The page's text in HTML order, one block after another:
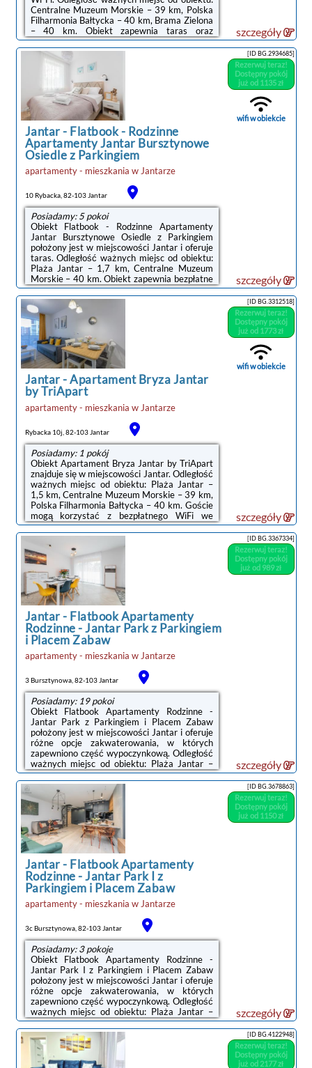
Centralne Muzeum Morskie – 39 km, Polska
Filharmonia Bałtycka – 40 km, Brama Zielona
– 40 km. Obiekt zapewnia taras oraz
bezpłatny prywatny parking. W okolicy w
odległości 1,6 km znajduje się Plaża Jantar.W
apartamencie z 2 sypialniami zapewniono
salon z telewizorem z płaskim ekranem,
kuchnię z pełnym wyposażeniem, w tym
lodówką i zmywarką, a także łazienkę (1) z
prysznicem. W apartamencie zapewniono
ręczniki i pościel.Obiekt TriApart ...
szczegóły
Jantar- Flatbook - Rodzinne
Apartamenty Jantar Bursztynowe
Osiedle z Parkingiem
apartamenty - mieszkania w Jantarze
10 Rybacka, 82-103 Jantar
Posiadamy: 5 pokoi
Obiekt Flatbook - Rodzinne Apartamenty
Jantar Bursztynowe Osiedle z Parkingiem
położony jest w miejscowości Jantar i oferuje
taras. Odległość ważnych miejsc od obiektu:
Plaża Jantar – 1,7 km, Centralne Muzeum
Morskie – 40 km. Obiekt zapewnia bezpłatne
Wi-Fi we wszystkich pomieszczeniach. Na
terenie obiektu dostępny jest też prywatny
parking.Każda opcja zakwaterowania ma
balkon i wyposażona jest w telewizor z
płaskim ekranem. We wszystkich opcjach
znajduje się aneks kuchenny z pełnym
wyposażeniem, w tym lodówką, jak również
część wypoczynkowa z rozkładaną sofą oraz
[ID BG.2934685]
Rezerwuj teraz!
Dostępny pokój
już od 1135 zł
wifi w obiekcie
szczegóły
Jantar-Apartament Bryza Jantar
by TriApart
apartamenty - mieszkania w Jantarze
Rybacka 10j, 82-103 Jantar
Posiadamy: 1 pokój
Obiekt Apartament Bryza Jantar by TriApart
znajduje się w miejscowości Jantar. Odległość
ważnych miejsc od obiektu: Plaża Jantar –
1,5 km, Centralne Muzeum Morskie – 39 km,
Polska Filharmonia Bałtycka – 40 km. Goście
mogą korzystać z bezpłatnego WiFi we
wszystkich pomieszczeniach. Na terenie
obiektu dostępny jest też prywatny
parking.W apartamencie do dyspozycji gości
przygotowano balkon, sypialnię (1), salon oraz
kuchnię z doskonałym wyposażeniem. Goście
mają do dyspozycji telewizor z płaskim
ekranem.Odległość ważnych miejsc od
obiektu: Brama Zielona – 40 km, ...
[ID BG.3312518]
Rezerwuj teraz!
Dostępny pokój
już od 1773 zł
wifi w obiekcie
szczegóły
Jantar- Flatbook Apartamenty
Rodzinne - Jantar Park z Parkingiem
i Placem Zabaw
apartamenty - mieszkania w Jantarze
3 Bursztynowa, 82-103 Jantar
Posiadamy: 19 pokoi
Obiekt Flatbook Apartamenty Rodzinne -
Jantar Park z Parkingiem i Placem Zabaw
położony jest w miejscowości Jantar i oferuje
różne opcje zakwaterowania, w których
zapewniono część wypoczynkową. Odległość
ważnych miejsc od obiektu: Plaża Jantar –
1,5 km, Centralne Muzeum Morskie – 38 km.
Na terenie obiektu znajduje się prywatny
parking.W każdej opcji zakwaterowania
znajduje się aneks kuchenny z pełnym
wyposażeniem i stołem, a także prywatna
łazienka z prysznicem, bezpłatnym zestawem
kosmetyków oraz suszarką do włosów.
Wyposażenie obejmuje również telewizor z
płaskim ...
[ID BG.3367334]
Rezerwuj teraz!
Dostępny pokój
już od 989 zł
szczegóły
Jantar- Flatbook Apartamenty
Rodzinne - Jantar Park I z
Parkingiem i Placem Zabaw
apartamenty - mieszkania w Jantarze
3c Bursztynowa, 82-103 Jantar
Posiadamy: 3 pokoje
Obiekt Flatbook Apartamenty Rodzinne -
Jantar Park I z Parkingiem i Placem Zabaw
położony jest w miejscowości Jantar i oferuje
różne opcje zakwaterowania, w których
zapewniono część wypoczynkową. Odległość
ważnych miejsc od obiektu: Plaża Jantar –
1,4 km, Centralne Muzeum Morskie – 38 km.
Na terenie obiektu dostępny jest prywatny
parking.W każdej opcji zakwaterowania
znajduje się kuchnia z pełnym wyposażeniem i
stołem, a także prywatna łazienka z
[ID BG.3678863]
Rezerwuj teraz!
Dostępny pokój
już od 1150 zł
szczegóły
[ID BG.4122948]
Rezerwuj teraz!
Dostępny pokój
już od 2177 zł